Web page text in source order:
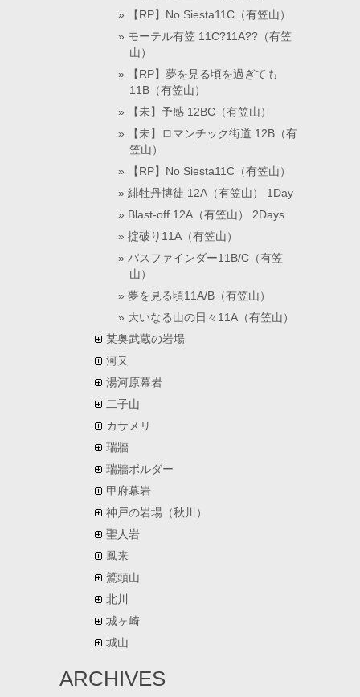
【RP】No Siesta11C（有笠山）
モーテル有笠 11C?11A??（有笠
山）
【RP】夢を見る頃を過ぎても
11B（有笠山）
【未】予感 12BC（有笠山）
【未】ロマンチック街道 12B（有
笠山）
【RP】No Siesta11C（有笠山）
緋牡丹博徒 12A（有笠山） 1Day
Blast-off 12A（有笠山） 2Days
掟破り11A（有笠山）
パスファインダー11B/C（有笠
山）
夢を見る頃11A/B（有笠山）
大いなる山の日々11A（有笠山）
某奥武蔵の岩場
河又
湯河原幕岩
二子山
カサメリ
瑞牆
瑞牆ボルダー
甲府幕岩
神戸の岩場（秋川）
聖人岩
鳳来
鷲頭山
北川
城ヶ崎
城山
ARCHIVES